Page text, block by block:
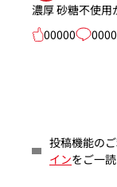
濃厚 砂糖不使用
00000
投稿機能の
インをご一読